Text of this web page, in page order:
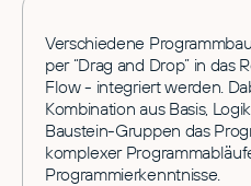
Verschiedene
per “Drag and Drop” in
Flow - integriert werden.
Kombination aus Basis,
Baustein-Gruppen das
komplexer
Programmierkenntnisse.